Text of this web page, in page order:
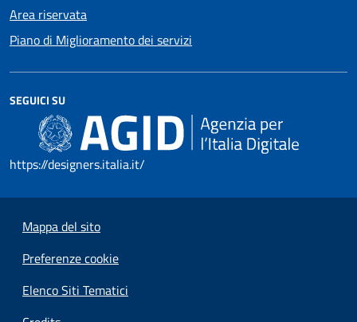
Area riservata
Piano di Miglioramento dei servizi
SEGUICI SU
https://designers.italia.it/
Mappa del sito
Preferenze cookie
Elenco Siti Tematici